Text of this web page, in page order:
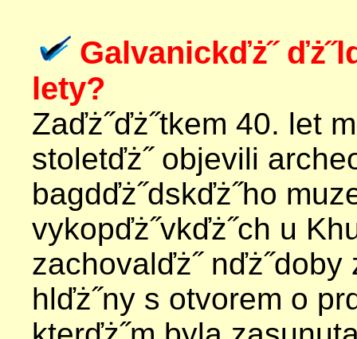
Galvanickďż˝
lety?
Zaďż˝ďż˝tkem 40. let
stoletďż˝ objevili
bagdďż˝dskďż˝ho
vykopďż˝vkďż˝ch u
zachovalďż˝ nďż˝doby
hlďż˝ny s otvorem o